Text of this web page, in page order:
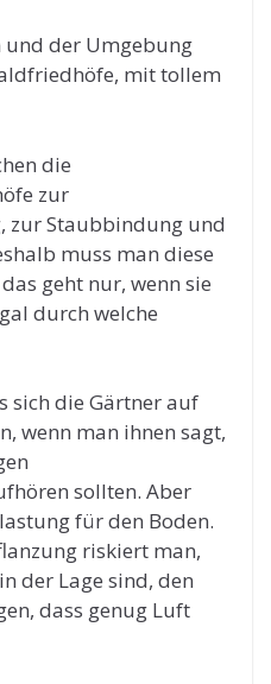
und der Umgebung
mit tollem
die
zur
zur Staubbindung und
muss man diese
geht nur, wenn sie
durch welche
sich die Gärtner auf
wenn man ihnen sagt,
sollten. Aber
für den Boden.
riskiert man,
der Lage sind, den
dass genug Luft